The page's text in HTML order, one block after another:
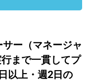
サー（マネージャ
まで一貫してプ
以上・週2日の